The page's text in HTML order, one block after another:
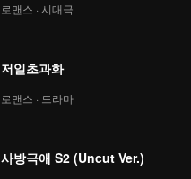
로맨스 · 시대극
저일초과화
로맨스 · 드라마
사방극애 S2 (Uncut Ver.)